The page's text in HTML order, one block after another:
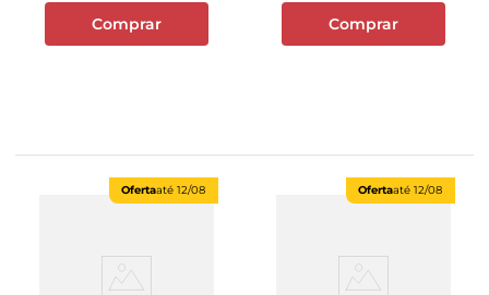
Comprar Comprar
Ofertaaté 12/08 Ofertaaté 12/08